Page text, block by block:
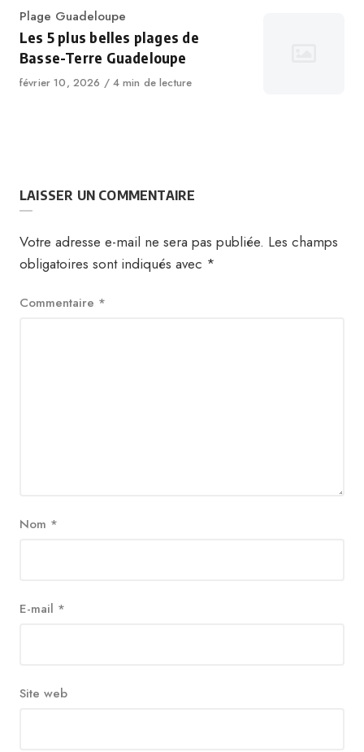
Plage Guadeloupe
Les 5 plus belles plages de
Basse-Terre Guadeloupe
février 10, 2026 4 min de lecture
LAISSER UN COMMENTAIRE
Votre adresse e-mail ne sera pas publiée. Les champs
obligatoires sont indiqués avec *
Commentaire *
Nom *
E-mail *
Site web